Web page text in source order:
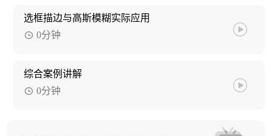
选框描边与高斯模糊实际应用
0分钟
综合案例讲解
0分钟